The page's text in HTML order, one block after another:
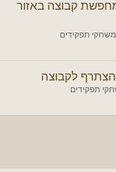
קבוצה באזור
תפקידים
לקבוצה
תפקידים